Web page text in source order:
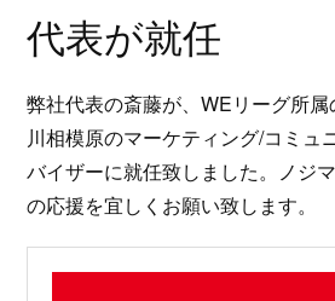
代表が就任
弊社代表の斎藤が、WEリーグ所
川相模原のマーケティング/コミュ
バイザーに就任致しました。ノジ
の応援を宜しくお願い致します。